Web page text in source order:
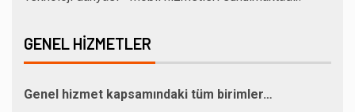
GENEL HIZMETLER
Genel hizmet kapsamındaki tüm birimler…